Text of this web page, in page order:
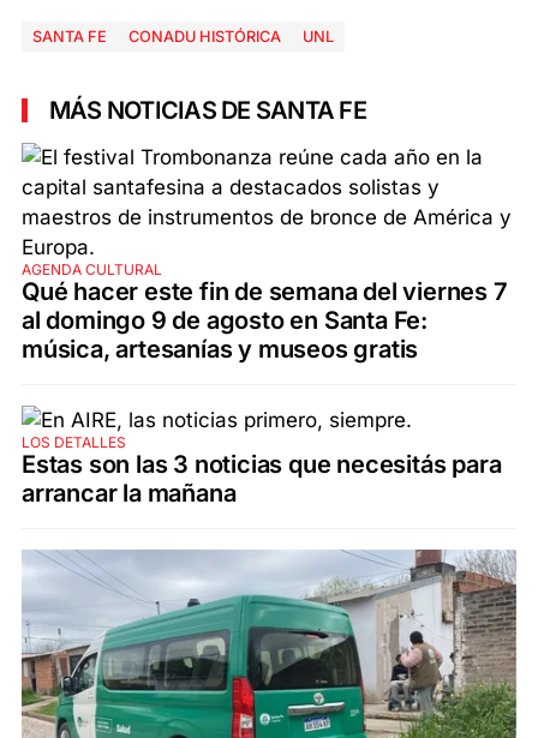
SANTA FE CONADU HISTÓRICA UNL
MÁS NOTICIAS DE SANTA FE
AGENDA CULTURAL
Qué hacer este fin de semana del viernes 7
al domingo 9 de agosto en Santa Fe:
música, artesanías y museos gratis
LOS DETALLES
Estas son las 3 noticias que necesitás para
arrancar la mañana